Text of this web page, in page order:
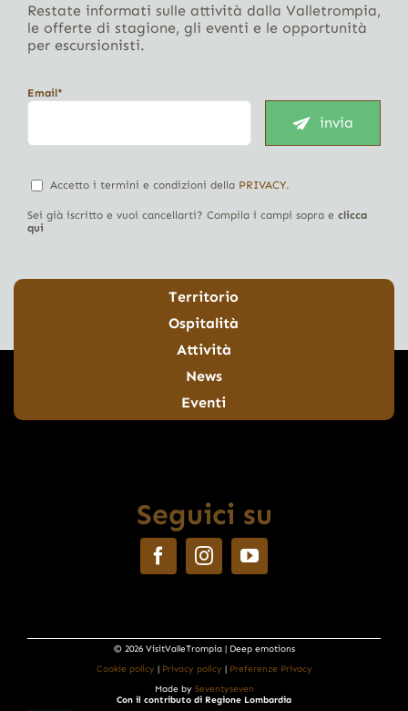
Restate informati sulle attività dalla Valletrompia,
le offerte di stagione, gli eventi e le opportunità
per escursionisti.
Email*
invia
Accetto i termini e condizioni della PRIVACY.
Sei già iscritto e vuoi cancellarti? Compila i campi sopra e clicca
qui
Territorio
Ospitalità
Attività
News
Eventi
Seguici su
© 2026 VisitValleTrompia | Deep emotions
Cookie policy | Privacy policy | Preferenze Privacy
Made by Seventyseven
Con il contributo di Regione Lombardia